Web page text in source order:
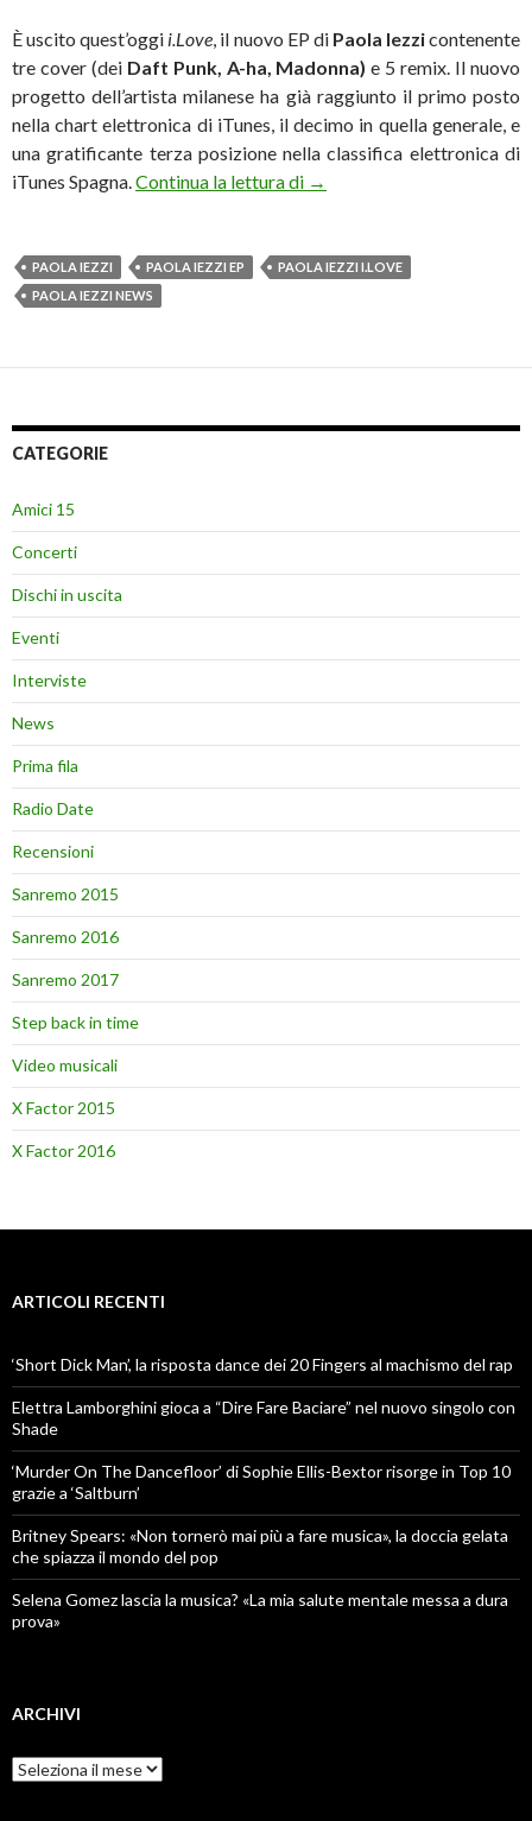
È uscito quest’oggi i.Love , il nuovo EP di Paola Iezzicontenente
tre cover (dei Daft Punk, A-ha, Madonna)e 5 remix. Il nuovo
progetto dell’artista milanese ha già raggiunto il primo posto
nella chart elettronica di iTunes, il decimo in quella generale, e
una gratificante terza posizione nella classifica elettronica di
iTunes Spagna. Continua la lettura di Paola Iezzi, esce l’EP di
→
PAOLA IEZZI PAOLA IEZZI EP
PAOLA IEZZI I.LOVE
PAOLA IEZZI NEWS
CATEGORIE
Amici 15
Concerti
Dischi in uscita
Eventi
Interviste
News
Prima fila
Radio Date
Recensioni
Sanremo 2015
Sanremo 2016
Sanremo 2017
Step back in time
Video musicali
X Factor 2015
X Factor 2016
ARTICOLI RECENTI
‘Short Dick Man’, la risposta dance dei 20 Fingers al machismo del rap
Elettra Lamborghini gioca a “Dire Fare Baciare” nel nuovo singolo con
Shade
‘Murder On The Dancefloor’ di Sophie Ellis-Bextor risorge in Top 10
grazie a ‘Saltburn’
Britney Spears: «Non tornerò mai più a fare musica», la doccia gelata
che spiazza il mondo del pop
Selena Gomez lascia la musica? «La mia salute mentale messa a dura
prova»
ARCHIVI
Archivi